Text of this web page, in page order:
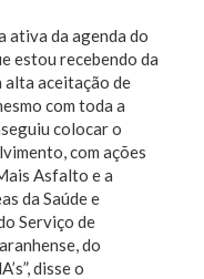
ativa da agenda do
estou recebendo da
alta aceitação de
com toda a
colocar o
com ações
Asfalto e a
da Saúde e
Serviço de
do
disse o